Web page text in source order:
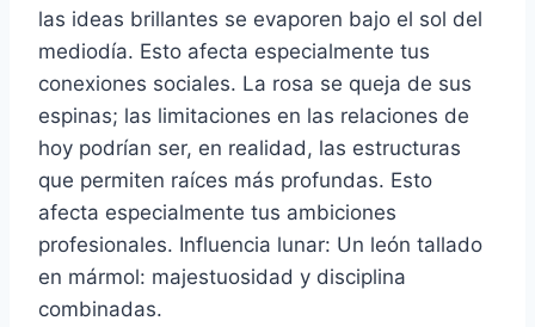
las ideas brillantes se evaporen bajo el sol del
mediodía. Esto afecta especialmente tus
conexiones sociales. La rosa se queja de sus
espinas; las limitaciones en las relaciones de
hoy podrían ser, en realidad, las estructuras
que permiten raíces más profundas. Esto
afecta especialmente tus ambiciones
profesionales. Influencia lunar: Un león tallado
en mármol: majestuosidad y disciplina
combinadas.